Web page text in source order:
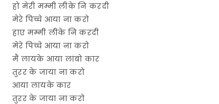
हो मेरी मम्मी लीके नि करदी
मेरे पिच्चे आया ना करो
हाए मम्मी लीके नि करदी
मेरे पिच्चे आया ना करो
मैं लायके आया लांबो कार
तुरर के जाया ना करो
आया लायके कार
तुरर के जाया ना करो